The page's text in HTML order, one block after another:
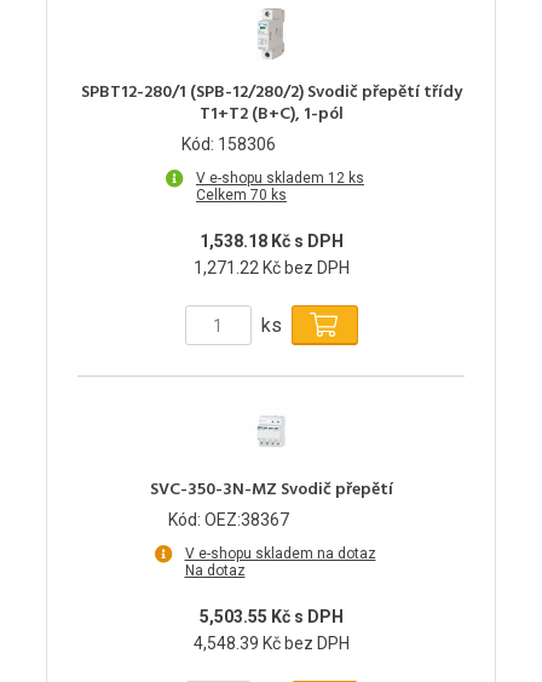
SPBT12-280/1 (SPB-12/280/2) Svodič přepětí třídy
T1+T2 (B+C), 1-pól
Kód: 158306
V e-shopu skladem 12 ks
Celkem 70 ks
1,538.18 Kč s DPH
1,271.22 Kč bez DPH
ks
SVC-350-3N-MZ Svodič přepětí
Kód: OEZ:38367
V e-shopu skladem na dotaz
Na dotaz
5,503.55 Kč s DPH
4,548.39 Kč bez DPH